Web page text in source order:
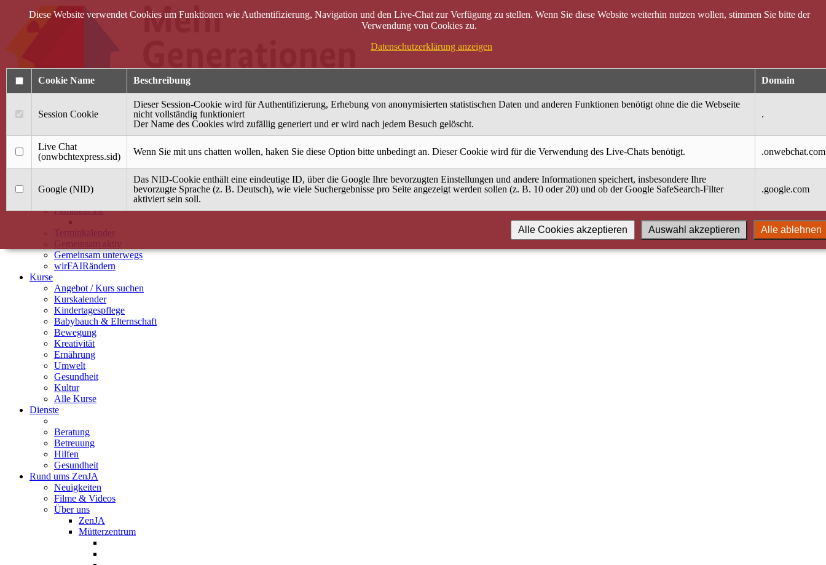
Anmelden
Startseite
Treffpunkt Jung & Alt
40 Jahre Mütterzentrum
Familiencafé
Terminkalender
Gemeinsam aktiv
Gemeinsam unterwegs
wirFAIRändern
Kurse
Angebot / Kurs suchen
Kurskalender
Kindertagespflege
Babybauch & Elternschaft
Bewegung
Kreativität
Ernährung
Umwelt
Gesundheit
Kultur
Alle Kurse
Dienste
Beratung
Betreuung
Hilfen
Gesundheit
Rund ums ZenJA
Neuigkeiten
Filme & Videos
Über uns
ZenJA
Mütterzentrum
Diese Website verwendet Cookies um Funktionen wie Authentifizierung, Navigation und den Live-Chat zur Verfügung zu stellen. Wenn Sie diese Website weiterhin nutzen wollen, stimmen Sie bitte der
Verwendung von Cookies zu.
Datenschutzerklärung anzeigen
Cookie Name Beschreibung Domain
Session Cookie
Dieser Session-Cookie wird für Authentifizierung, Erhebung von anonymisierten statistischen Daten und anderen Funktionen benötigt ohne die die Webseite
nicht vollständig funktioniert
Der Name des Cookies wird zufällig generiert und er wird nach jedem Besuch gelöscht.
.
Live Chat
(onwbchtexpress.sid)
Wenn Sie mit uns chatten wollen, haken Sie diese Option bitte unbedingt an. Dieser Cookie wird für die Verwendung des Live-Chats benötigt. .onwebchat.com
Google (NID)
Das NID-Cookie enthält eine eindeutige ID, über die Google Ihre bevorzugten Einstellungen und andere Informationen speichert, insbesondere Ihre
bevorzugte Sprache (z. B. Deutsch), wie viele Suchergebnisse pro Seite angezeigt werden sollen (z. B. 10 oder 20) und ob der Google SafeSearch-Filter
aktiviert sein soll.
.google.com
Alle ablehnen
Auswahl akzeptieren
Alle Cookies akzeptieren